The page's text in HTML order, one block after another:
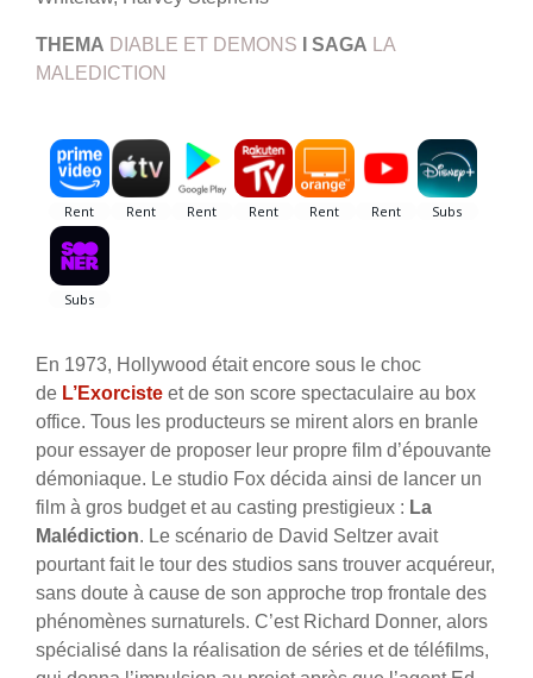
THEMA DIABLE ET DEMONS SAGA
LA
MALEDICTION
En 1973, Hollywood était encore sous le choc
de L’Exorciste et de son score spectaculaire au box
office. Tous les producteurs se mirent alors en branle
pour essayer de proposer leur propre film d’épouvante
démoniaque. Le studio Fox décida ainsi de lancer un
film à gros budget et au casting prestigieux : La
Malédiction. Le scénario de David Seltzer avait
pourtant fait le tour des studios sans trouver acquéreur,
sans doute à cause de son approche trop frontale des
phénomènes surnaturels. C’est Richard Donner, alors
spécialisé dans la réalisation de séries et de téléfilms,